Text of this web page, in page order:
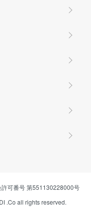
可番号 第551130228000号
.Co all rights reserved.